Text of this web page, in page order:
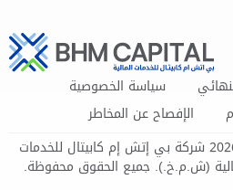
سياسة الخصوصية
الإفصاح عن المخاطر
© 2026 شركة بي إتش إم كابيتال للخدمات
(ش.م.خ.). جميع الحقوق محفوظة.